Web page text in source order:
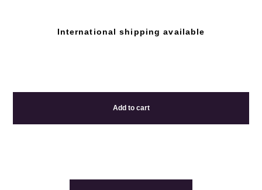
International shipping available
Add to cart